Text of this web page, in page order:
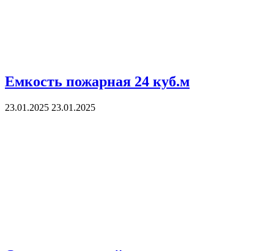
Емкость пожарная 24 куб.м
23.01.2025 23.01.2025